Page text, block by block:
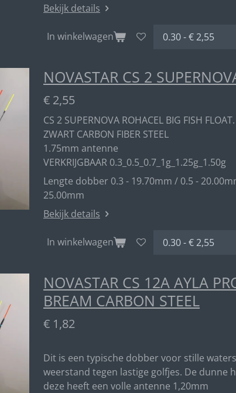
Bekijk details
In winkelwagen
NOVASTAR CS 2
€ 2,55
CS 2 SUPERNOVA ROHACEL BIG FISH FLOAT.
ZWART CARBON FIBER STEEL
1.75mm antenne
VERKRIJGBAAR 0.3_0.5_0.7_1g_1.25g_1.50g
Lengte dobber 0.3 - 19.70mm / 0.5 -
25.00mm
Bekijk details
In winkelwagen
NOVASTAR CS 12A AYLA
BREAM CARBON STEEL
€ 1,82
Dit is een typische dobber voor stille
weerstand tegen lastige golfjes. De dunne
deze heeft een volle antenne 1,20mm